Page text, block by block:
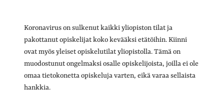
Koronavirus on sulkenut kaikki yliopiston tilat ja
pakottanut opiskelijat koko kevääksi etätöihin. Kiinni
ovat myös yleiset opiskelutilat yliopistolla. Tämä on
muodostunut ongelmaksi osalle opiskelijoista, joilla ei ole
omaa tietokonetta opiskeluja varten, eikä varaa sellaista
hankkia.